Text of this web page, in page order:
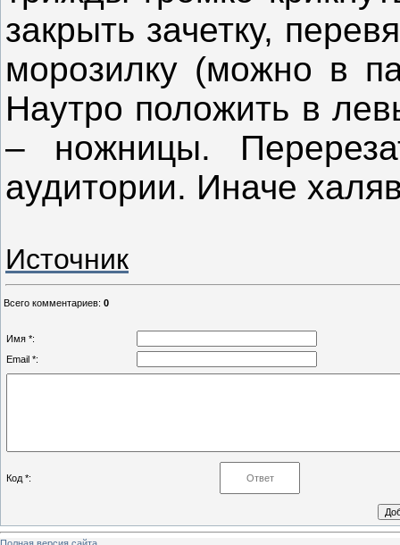
закрыть зачетку,
морозилку (можно в
Наутро положить в
– ножницы.
аудитории. Иначе
Источник
Всего комментариев: 0
Имя *:
Email *:
Код *: